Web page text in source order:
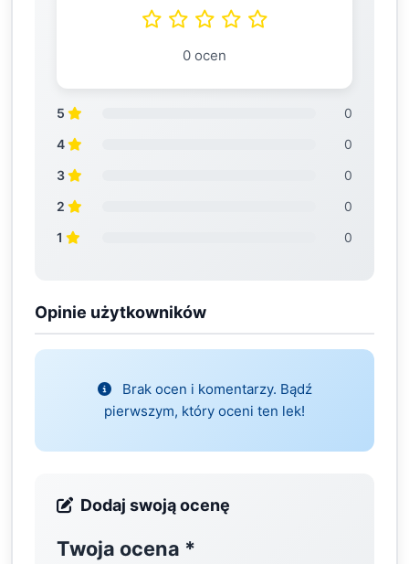
0 ocen
5
0
4
0
3
0
2
0
1
0
Opinie użytkowników
Brak ocen i komentarzy. Bądź
pierwszym, który oceni ten lek!
Dodaj swoją ocenę
Twoja ocena *